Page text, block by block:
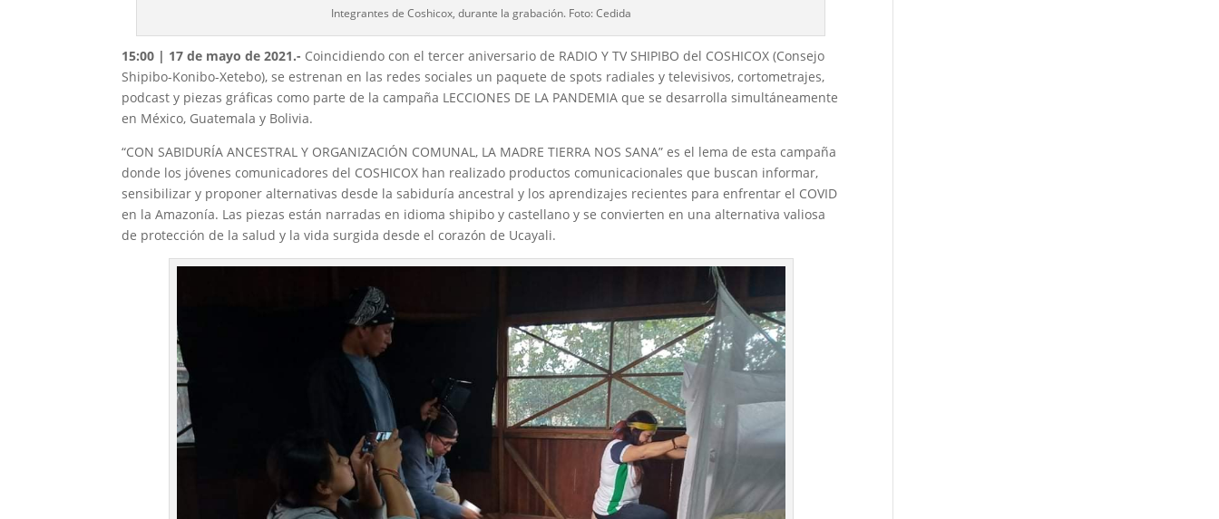
Integrantes de Coshicox, durante la grabación. Foto: Cedida
15:00 | 17 de mayo de 2021.- Coincidiendo con el tercer aniversario de RADIO Y TV SHIPIBO del COSHICOX (Consejo
Shipibo-Konibo-Xetebo), se estrenan en las redes sociales un paquete de spots radiales y televisivos, cortometrajes,
podcast y piezas gráficas como parte de la campaña LECCIONES DE LA PANDEMIA que se desarrolla simultáneamente
en México, Guatemala y Bolivia.
“CON SABIDURÍA ANCESTRAL Y ORGANIZACIÓN COMUNAL, LA MADRE TIERRA NOS SANA” es el lema de esta campaña
donde los jóvenes comunicadores del COSHICOX han realizado productos comunicacionales que buscan informar,
sensibilizar y proponer alternativas desde la sabiduría ancestral y los aprendizajes recientes para enfrentar el COVID
en la Amazonía. Las piezas están narradas en idioma shipibo y castellano y se convierten en una alternativa valiosa
de protección de la salud y la vida surgida desde el corazón de Ucayali.